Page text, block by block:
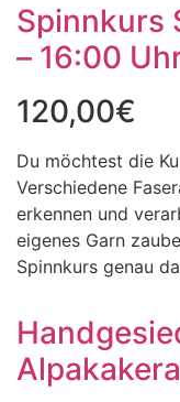
Spinnkurs
– 16:00
120,00€
Du möchtest die
Verschiedene
erkennen und
eigenes Garn
Spinnkurs genau